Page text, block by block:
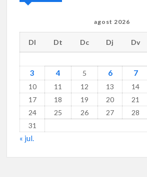
agost 2026
Dl Dt Dc Dj Dv
3
4 5 6 7
10
11 12 13 14
17
18 19 20 21
24
25 26 27 28
31
« jul.